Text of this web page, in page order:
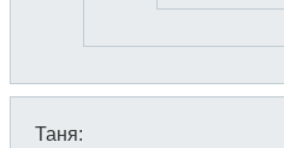
Таня: